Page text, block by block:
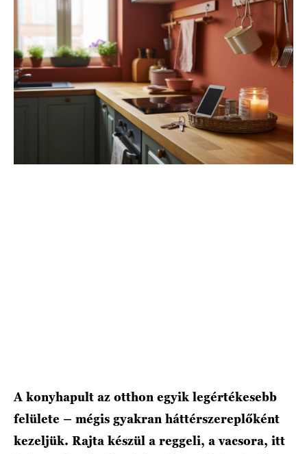
A konyhapult az otthon egyik legértékesebb
felülete – mégis gyakran háttérszereplőként
kezeljük. Rajta készül a reggeli, a vacsora, itt